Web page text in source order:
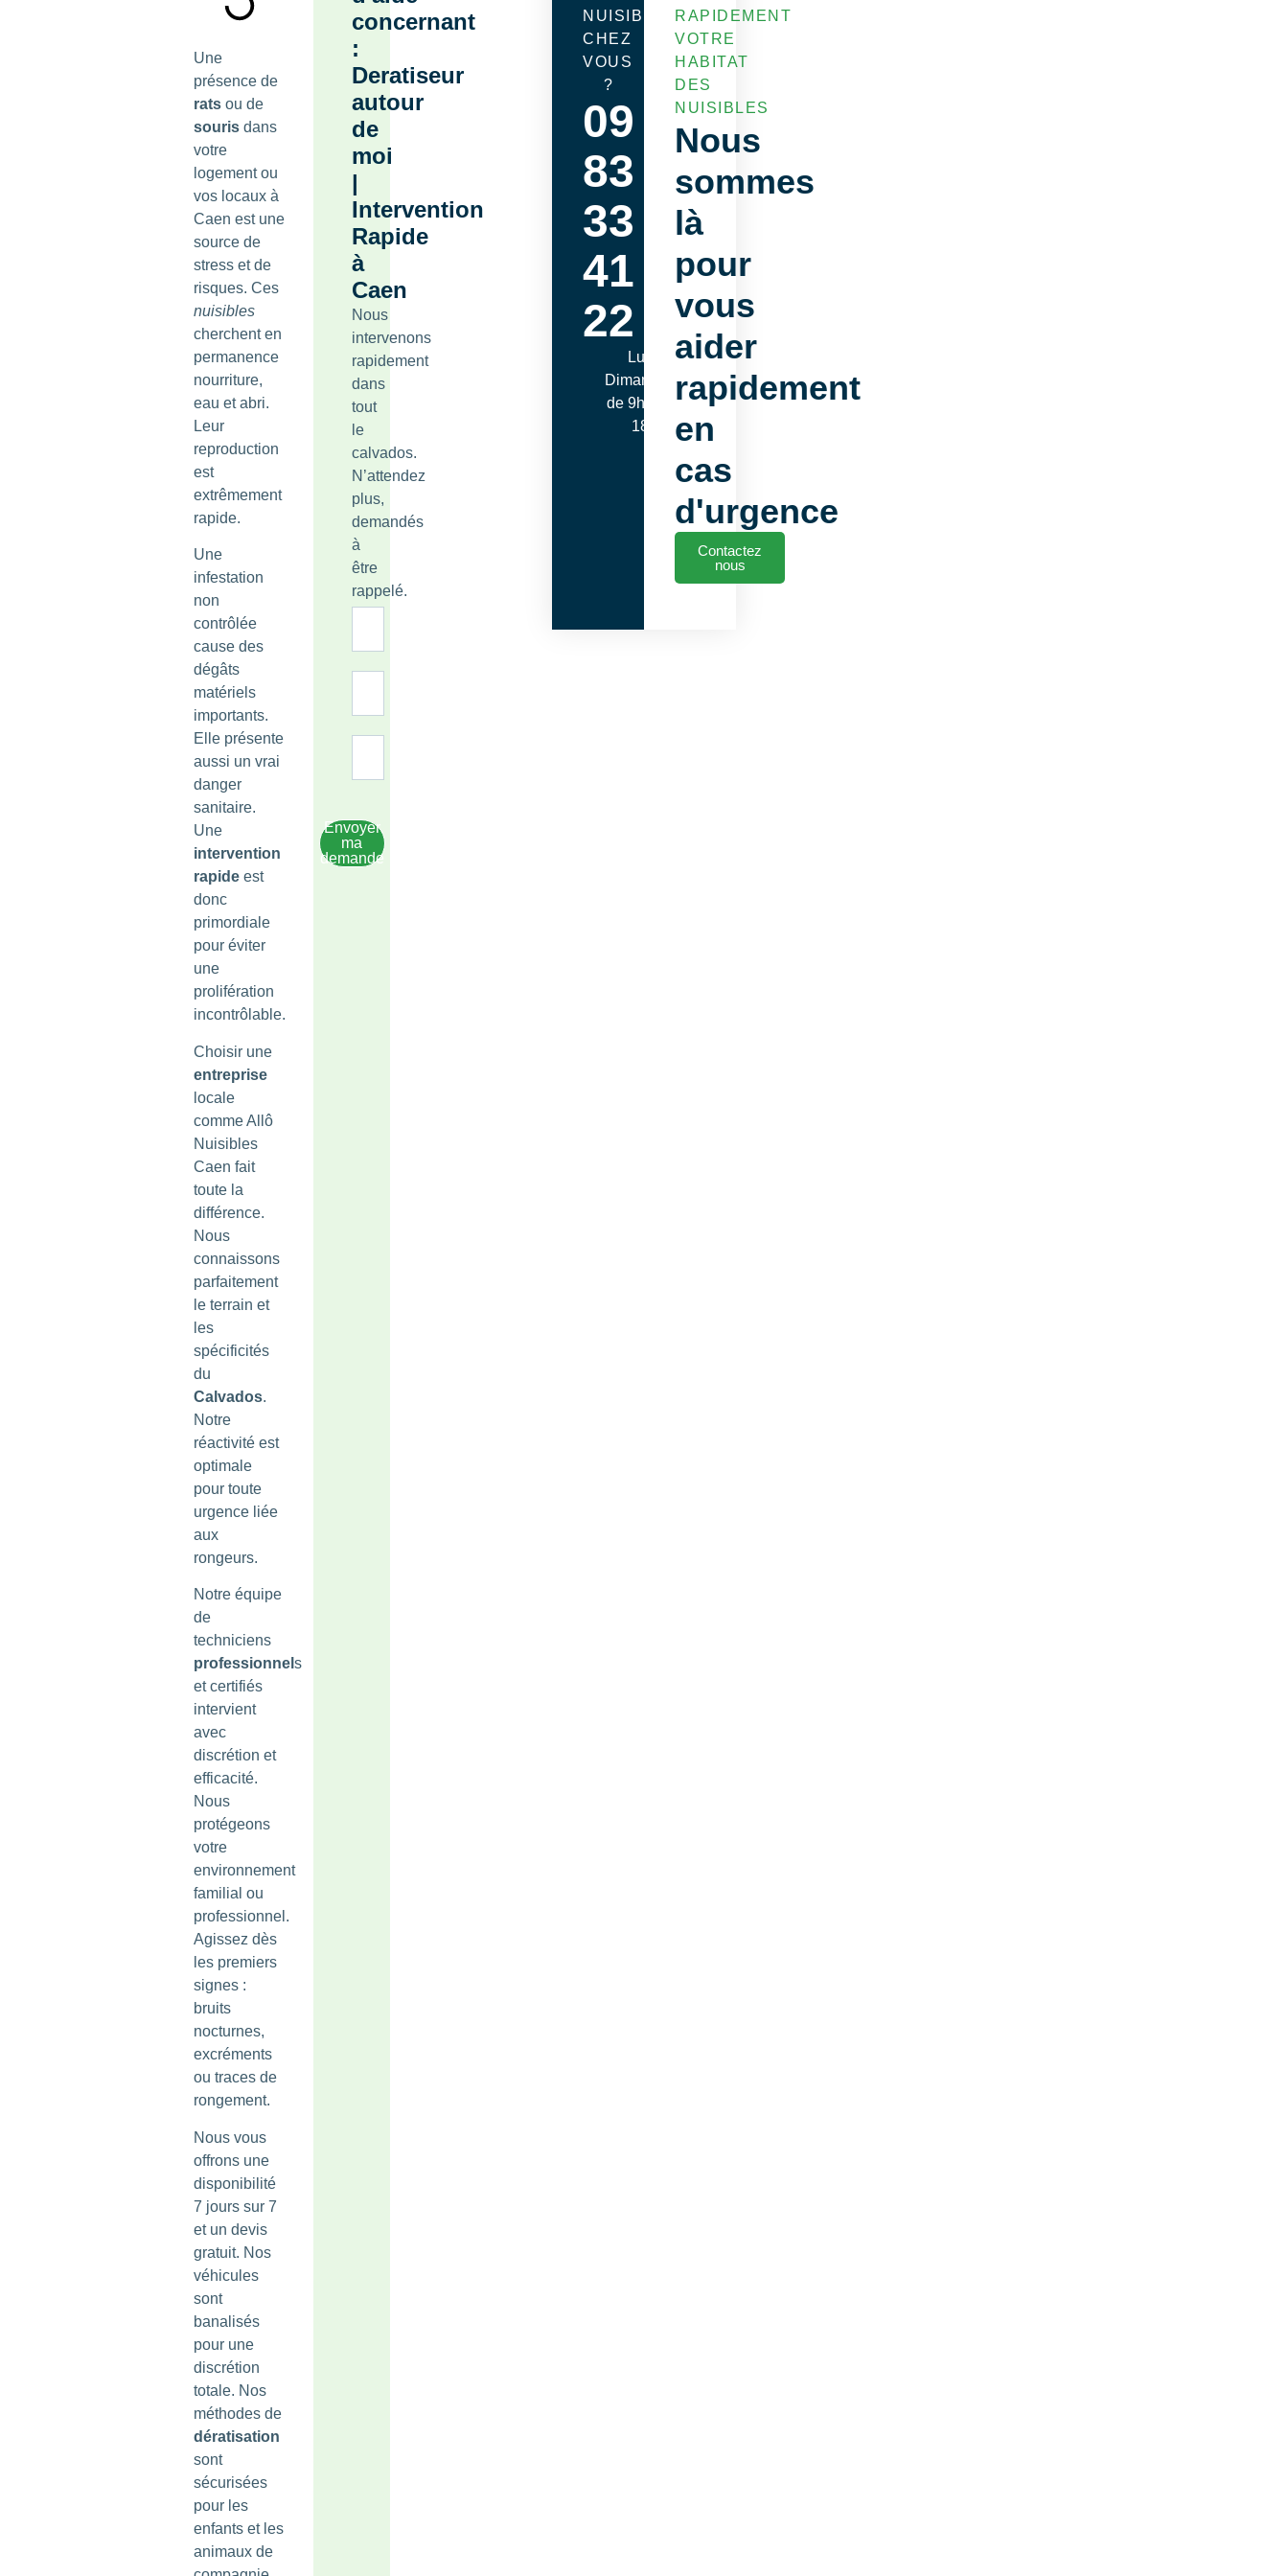
Une
présence de
rats ou de
souris dans
votre
logement ou
vos locaux à
Caen est une
source de
stress et de
risques. Ces
nuisibles
cherchent en
permanence
nourriture,
eau et abri.
Leur
reproduction
est
extrêmement
rapide.
Une
infestation
non
contrôlée
cause des
dégâts
matériels
importants.
Elle présente
aussi un vrai
danger
sanitaire.
Une
intervention
rapide est
donc
primordiale
pour éviter
une
prolifération
incontrôlable.
Choisir une
entreprise
locale
comme Allô
Nuisibles
Caen fait
toute la
différence.
Nous
connaissons
parfaitement
le terrain et
les
spécificités
du
Calvados.
Notre
réactivité est
optimale
pour toute
urgence liée
aux
rongeurs.
Notre équipe
de
techniciens
professionnel s
et certifiés
intervient
avec
discrétion et
efficacité.
Nous
protégeons
votre
environnement
familial ou
professionnel.
Agissez dès
les premiers
signes :
bruits
nocturnes,
excréments
ou traces de
rongement.
Nous vous
offrons une
disponibilité
7 jours sur 7
et un devis
gratuit. Nos
véhicules
sont
banalisés
pour une
discrétion
totale. Nos
méthodes de
dératisation
sont
sécurisées
pour les
enfants et les
animaux de
concernant
:
Deratiseur
autour
de
moi
|
Intervention
Rapide
à
Caen
Nous
intervenons
rapidement
dans
tout
le
calvados.
N’attendez
plus,
demandés
à
être
rappelé.
Envoyer
ma
demande
NUISIBLES
CHEZ
VOUS
?
09
83
33
41
22
Lundi -
Dimanche
de 9h00 à
18h00
RAPIDEMENT
VOTRE
HABITAT
DES
NUISIBLES
Nous
sommes
là
pour
vous
aider
rapidement
en
cas
d'urgence
Contactez
nous